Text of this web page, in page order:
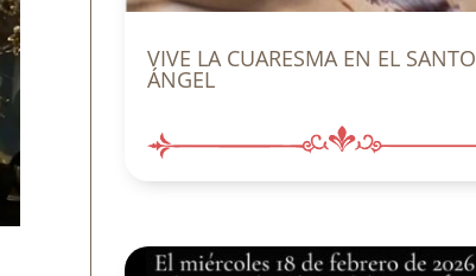
VIVE LA CUARESMA EN EL SANTO
ÁNGEL